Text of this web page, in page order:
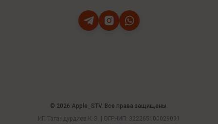
© 2026 Apple_STV. Все права защищены.
ИП Тагандурдиев К.Э. | ОГРНИП: 322265100029091